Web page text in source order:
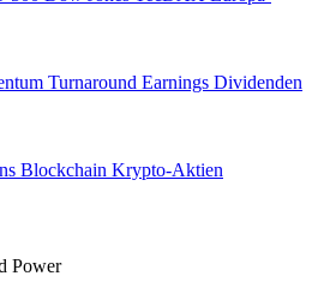
Turnaround Earnings Dividenden
Blockchain Krypto-Aktien
Power